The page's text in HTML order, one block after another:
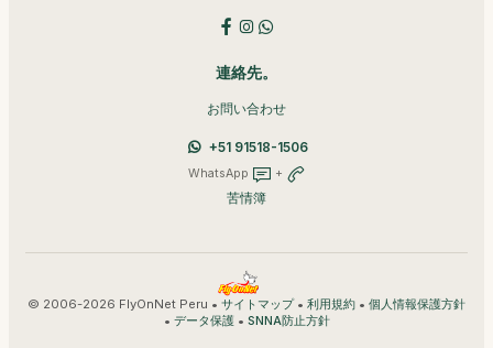
連絡先。
お問い合わせ
+51 91518-1506
WhatsApp +
苦情簿
© 2006-2026 FlyOnNet Peru • サイトマップ• 利用規約 • 個人情報保護方針
• データ保護• SNNA防止方針